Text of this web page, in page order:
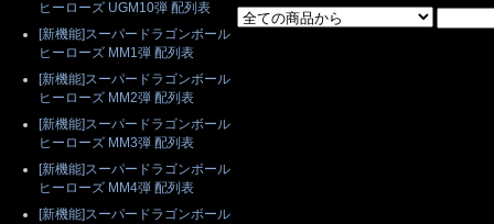
ヒーローズ UGM10弾 配列表
[新機能]スーパードラゴンボール
ヒーローズ MM1弾 配列表
[新機能]スーパードラゴンボール
ヒーローズ MM2弾 配列表
[新機能]スーパードラゴンボール
ヒーローズ MM3弾 配列表
[新機能]スーパードラゴンボール
ヒーローズ MM4弾 配列表
[新機能]スーパードラゴンボール